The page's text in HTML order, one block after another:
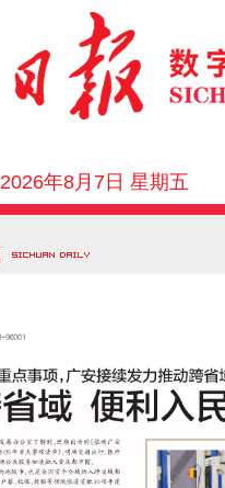
2026年8月7日 星期五